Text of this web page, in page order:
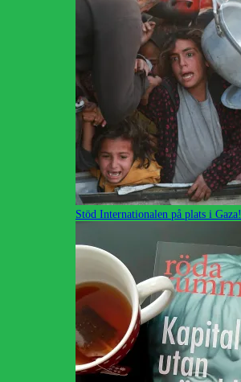
Stöd Internationalen på plats i Gaza!